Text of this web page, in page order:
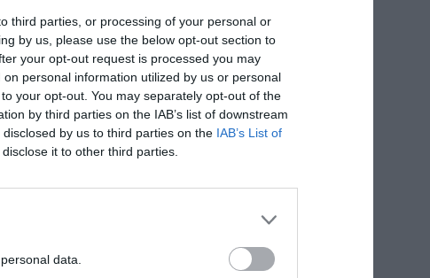
third parties, or processing of your personal or
by us, please use the below opt-out section to
your opt-out request is processed you may
personal information utilized by us or personal
your opt-out. You may separately opt-out of the
by third parties on the IAB’s list of downstream
by us to third parties on the IAB’s List of
it to other third parties.
data.